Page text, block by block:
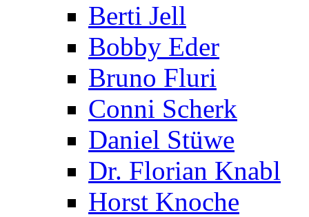
Berti Jell
Bobby Eder
Bruno Fluri
Conni Scherk
Daniel Stüwe
Dr. Florian Knabl
Horst Knoche